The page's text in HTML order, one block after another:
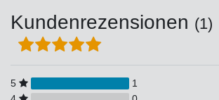
Kundenrezensionen (1)
5
1